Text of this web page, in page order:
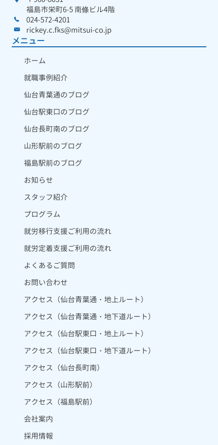
福島市栄町6-5 南條ビル4階
024-572-4201
rickey.c.fks@mitsui-co.jp
メニュー
ホーム
就職事例紹介
仙台青葉通のブログ
仙台駅東口のブログ
仙台長町南のブログ
山形駅前のブログ
福島駅前のブログ
お知らせ
スタッフ紹介
プログラム
就労移行支援ご利用の流れ
就労定着支援ご利用の流れ
よくあるご質問
お問い合わせ
アクセス（仙台青葉通・地上ルート）
アクセス（仙台青葉通・地下道ルート）
アクセス（仙台駅東口・地上ルート）
アクセス（仙台駅東口・地下道ルート）
アクセス（仙台長町南）
アクセス（山形駅前）
アクセス（福島駅前）
会社案内
採用情報